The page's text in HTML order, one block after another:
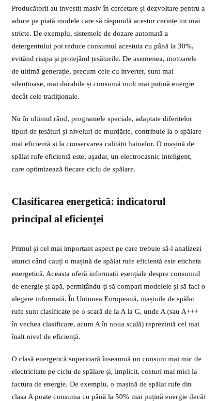
Producătorii au investit masiv în cercetare și dezvoltare pentru a
aduce pe piață modele care să răspundă acestor cerințe tot mai
stricte. De exemplu, sistemele de dozare automată a
detergentului pot reduce consumul acestuia cu până la 30%,
evitând risipa și protejând țesăturile. De asemenea, motoarele
de ultimă generație, precum cele cu inverter, sunt mai
silențioase, mai durabile și consumă mult mai puțină energie
decât cele tradiționale.
Nu în ultimul rând, programele speciale, adaptate diferitelor
tipuri de țesături și niveluri de murdărie, contribuie la o spălare
mai eficientă și la conservarea calității hainelor. O mașină de
spălat rufe eficientă este, așadar, un electrocasnic inteligent,
care optimizează fiecare ciclu de spălare.
Clasificarea energetică: indicatorul
principal al eficienței
Primul și cel mai important aspect pe care trebuie să-l analizezi
atunci când cauți o mașină de spălat rufe eficientă este eticheta
energetică. Aceasta oferă informații esențiale despre consumul
de energie și apă, permițându-ți să compari modelele și să faci o
alegere informată. În Uniunea Europeană, mașinile de spălat
rufe sunt clasificate pe o scară de la A la G, unde A (sau A+++
în vechea clasificare, acum A în noua scală) reprezintă cel mai
înalt nivel de eficiență.
O clasă energetică superioară înseamnă un consum mai mic de
electricitate pe ciclu de spălare și, implicit, costuri mai mici la
factura de energie. De exemplu, o mașină de spălat rufe din
clasa A poate consuma cu până la 50% mai puțină energie decât